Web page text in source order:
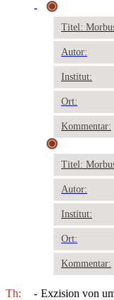
-
Titel:
Autor:
Institut:
Ort:
Kommentar:
Titel:
Autor:
Institut:
Ort:
Kommentar:
Th: - Exzision von